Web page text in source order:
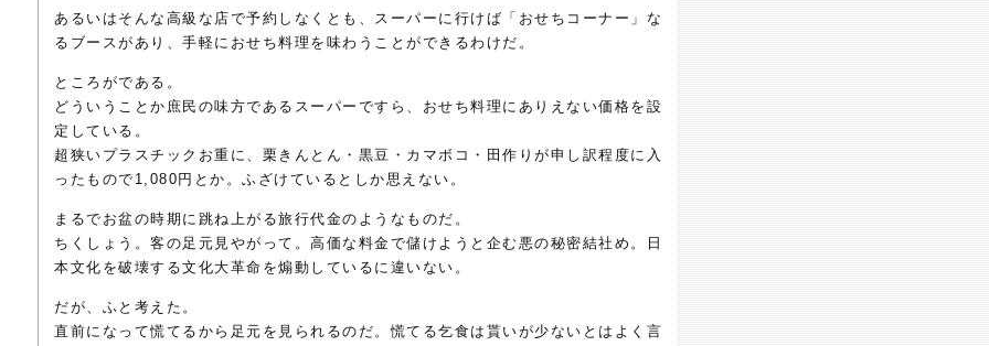
あるいはそんな高級な店で予約しなくとも、スーパーに行けば「おせちコーナー」な
るブースがあり、手軽におせち料理を味わうことができるわけだ。
ところがである。
どういうことか庶民の味方であるスーパーですら、おせち料理にありえない価格を設
定している。
超狭いプラスチックお重に、栗きんとん・黒豆・カマボコ・田作りが申し訳程度に入
ったもので1,080円とか。ふざけているとしか思えない。
まるでお盆の時期に跳ね上がる旅行代金のようなものだ。
ちくしょう。客の足元見やがって。高価な料金で儲けようと企む悪の秘密結社め。日
本文化を破壊する文化大革命を煽動しているに違いない。
だが、ふと考えた。
直前になって慌てるから足元を見られるのだ。慌てる乞食は貰いが少ないとはよく言